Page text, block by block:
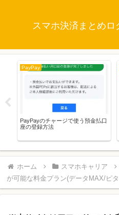
スマホ決済まとめ
る
PayPay
PayPayのチャージで使う預金払口
座の登録方法
ホーム スマホキャリア
が可能な料金プラン(データMAX/ピ